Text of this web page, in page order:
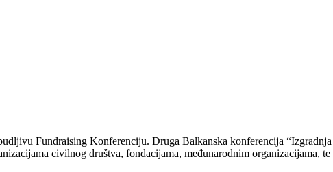
Fundraising Konferenciju. Druga Balkanska konferencija “Izgradnja
civilnog društva, fondacijama, međunarodnim organizacijama,